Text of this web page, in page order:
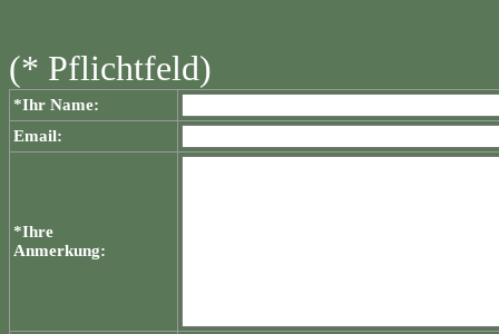
(* Pflichtfeld)
*Ihr Name:
Email:
*Ihre
Anmerkung: